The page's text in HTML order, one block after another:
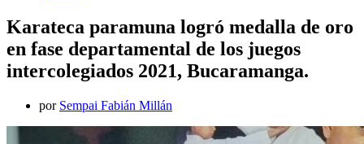
Karateca paramuna logró medalla de oro
en fase departamental de los juegos
intercolegiados 2021, Bucaramanga.
por Sempai Fabián Millán